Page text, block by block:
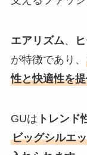
エアリズム、
が特徴であり、
性と快適性を
GUは トレンド
ビッグシルエ